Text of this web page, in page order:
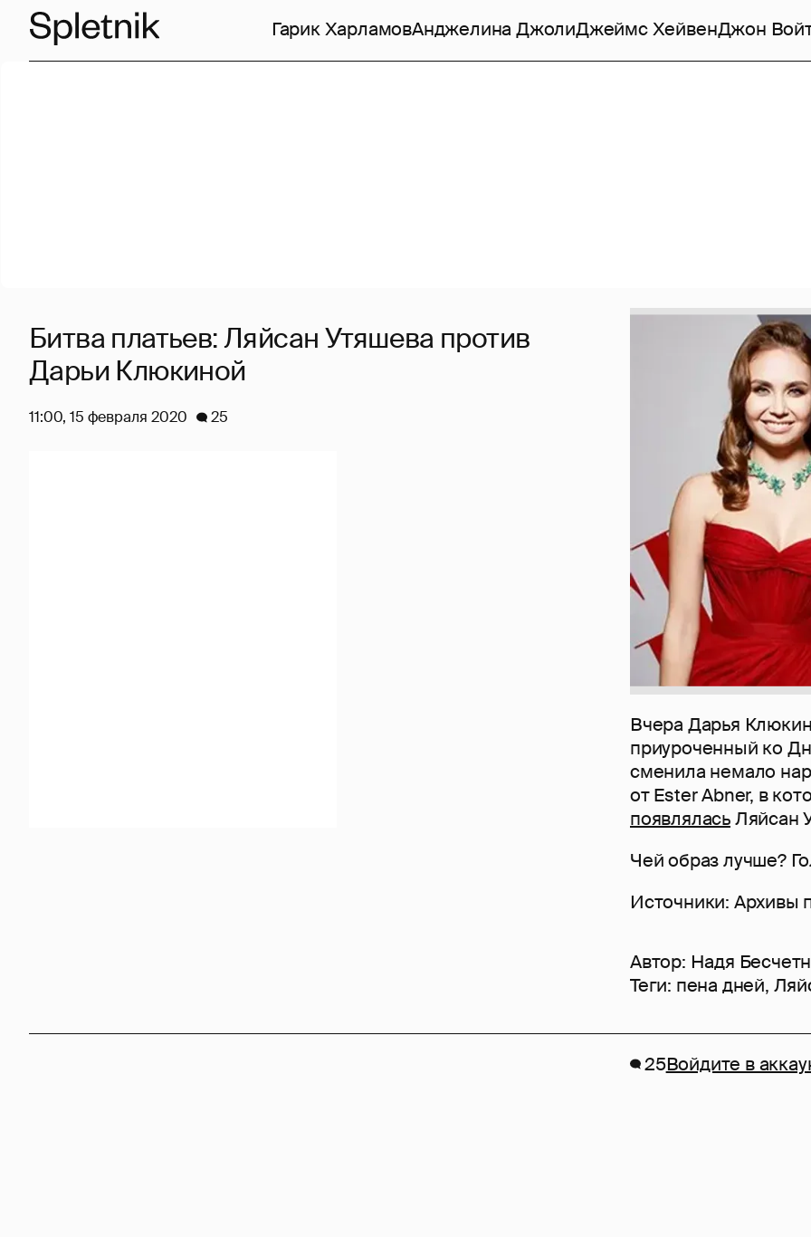
Гарик ХарламовАнджелина ДжолиДжеймс ХейвенДжон
Вчера Дарья
приуроченный ко
сменила немало
от Ester Abner, в
появляласьЛяйсан
Чей образ лучше?
Источники: Архивы
Автор: Надя
Теги: пена дней,
Битва платьев: Ляйсан Утяшева против
Дарьи Клюкиной
11:00, 15 февраля 2020 25
25Войдите в